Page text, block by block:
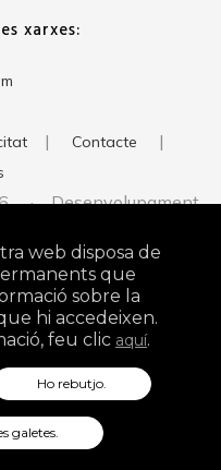
xarxes:
| Contacte |
· Desenvolupament
web disposa de
que
sobre la
hi accedeixen.
feu clic aquí.
Ho rebutjo.
galetes.